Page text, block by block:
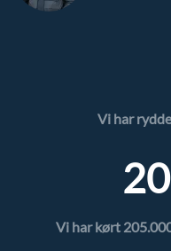
Vi har
Vi har kørt